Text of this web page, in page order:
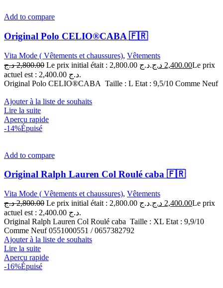
Add to compare
Original Polo CELIO®CABA 🇫🇷
Vita Mode ( Vêtements et chaussures), Vêtements
2,800.00 د.ج Le prix initial était : 2,800.00 د.ج. 2,400.00 د.ج
Le prix
actuel est : 2,400.00 د.ج.
Original Polo CELIO®CABA Taille : L Etat : 9,5/10 Comme Neuf
Ajouter à la liste de souhaits
Lire la suite
Aperçu rapide
-14%Épuisé
Add to compare
Original Ralph Lauren Col Roulé caba 🇫🇷
Vita Mode ( Vêtements et chaussures), Vêtements
2,800.00 د.ج Le prix initial était : 2,800.00 د.ج. 2,400.00 د.ج
Le prix
actuel est : 2,400.00 د.ج.
Original Ralph Lauren Col Roulé caba Taille : XL Etat : 9,9/10
Comme Neuf 0551000551 / 0657382792
Ajouter à la liste de souhaits
Lire la suite
Aperçu rapide
-16%Épuisé